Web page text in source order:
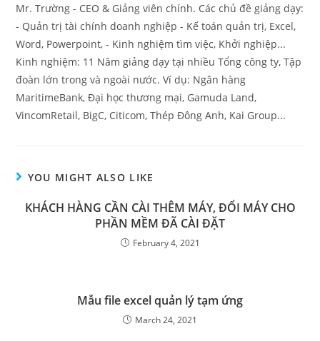
Mr. Trường - CEO & Giảng viên chính. Các chủ đề giảng dạy:
- Quản trị tài chính doanh nghiệp - Kế toán quản trị, Excel,
Word, Powerpoint, - Kinh nghiệm tìm việc, Khởi nghiệp...
Kinh nghiệm: 11 Năm giảng dạy tại nhiều Tổng công ty, Tập
đoàn lớn trong và ngoài nước. Ví dụ: Ngân hàng
MaritimeBank, Đại học thương mại, Gamuda Land,
VincomRetail, BigC, Citicom, Thép Đông Anh, Kai Group...
YOU MIGHT ALSO LIKE
KHÁCH HÀNG CẦN CÀI THÊM MÁY, ĐỔI MÁY CHO
PHẦN MỀM ĐÃ CÀI ĐẶT
February 4, 2021
Mẫu file excel quản lý tạm ứng
March 24, 2021